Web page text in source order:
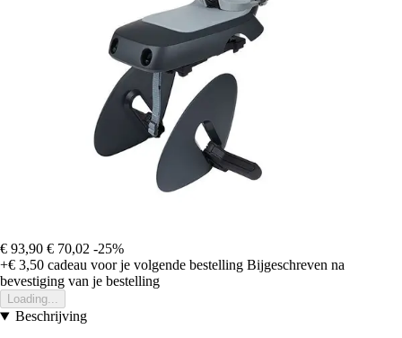
€ 93,90 € 70,02 -25%
+€ 3,50 cadeau voor je volgende bestelling Bijgeschreven na
bevestiging van je bestelling
Loading...
Beschrijving